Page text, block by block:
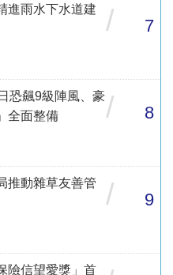
雨水下水道建
/ 7
恐飆9級陣風、豪
全面整備
/ 8
動雜草友善管
/ 9
險信望愛獎」首